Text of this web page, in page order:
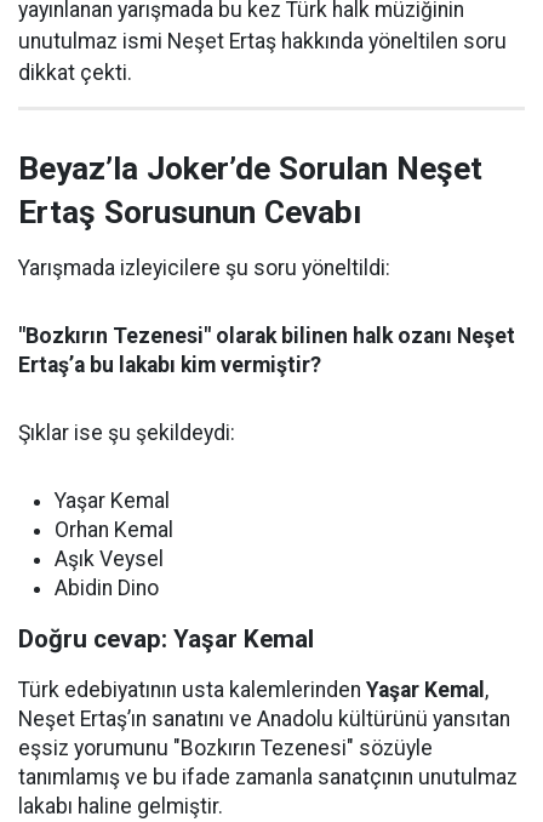
yayınlanan yarışmada bu kez Türk halk müziğinin
unutulmaz ismi Neşet Ertaş hakkında yöneltilen soru
dikkat çekti.
Beyaz’la Joker’de Sorulan Neşet
Ertaş Sorusunun Cevabı
Yarışmada izleyicilere şu soru yöneltildi:
"Bozkırın Tezenesi" olarak bilinen halk ozanı Neşet
Ertaş’a bu lakabı kim vermiştir?
Şıklar ise şu şekildeydi:
Yaşar Kemal
Orhan Kemal
Aşık Veysel
Abidin Dino
Doğru cevap: Yaşar Kemal
Türk edebiyatının usta kalemlerinden Yaşar Kemal ,
Neşet Ertaş’ın sanatını ve Anadolu kültürünü yansıtan
eşsiz yorumunu "Bozkırın Tezenesi" sözüyle
tanımlamış ve bu ifade zamanla sanatçının unutulmaz
lakabı haline gelmiştir.